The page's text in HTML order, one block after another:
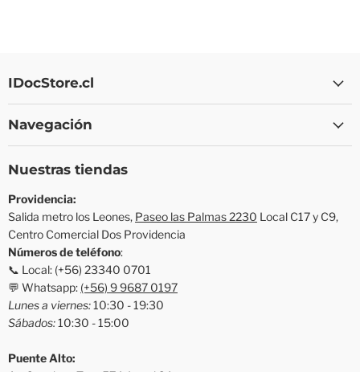
IDocStore.cl
Navegación
Nuestras tiendas
Providencia:
Salida metro los Leones, Paseo las Palmas 2230 Local C17 y C9,
Centro Comercial Dos Providencia
Números de teléfono:
📞 Local: (+56) 23340 0701
💬 Whatsapp: (+56) 9 9687 0197
Lunes a viernes:10:30 - 19:30
Sábados:10:30 - 15:00
Puente Alto: